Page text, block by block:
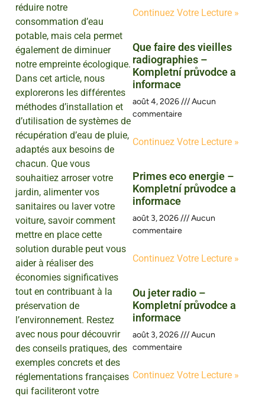
réduire notre
consommation d’eau
potable, mais cela permet
également de diminuer
notre empreinte écologique.
Dans cet article, nous
explorerons les différentes
méthodes d’installation et
d’utilisation de systèmes de
récupération d’eau de pluie,
adaptés aux besoins de
chacun. Que vous
souhaitiez arroser votre
jardin, alimenter vos
sanitaires ou laver votre
voiture, savoir comment
mettre en place cette
solution durable peut vous
aider à réaliser des
économies significatives
tout en contribuant à la
préservation de
l’environnement. Restez
avec nous pour découvrir
des conseils pratiques, des
exemples concrets et des
réglementations françaises
qui faciliteront votre
Continuez Votre Lecture »
Que faire des vieilles
radiographies –
Kompletní průvodce a
informace
août 4, 2026
Aucun
commentaire
Continuez Votre Lecture »
Primes eco energie –
Kompletní průvodce a
informace
août 3, 2026
Aucun
commentaire
Continuez Votre Lecture »
Ou jeter radio –
Kompletní průvodce a
informace
août 3, 2026
Aucun
commentaire
Continuez Votre Lecture »